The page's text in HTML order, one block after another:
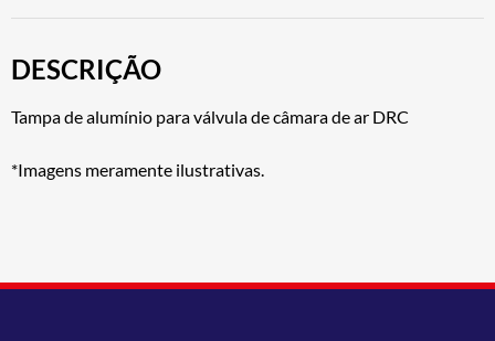
DESCRIÇÃO
Tampa de alumínio para válvula de câmara de ar DRC
*Imagens meramente ilustrativas.